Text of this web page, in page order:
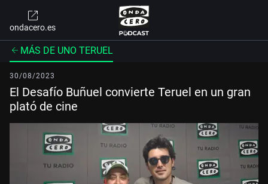
ondacero.es
MÁS DE UNO TERUEL
30/08/2023
El Desafío Buñuel convierte Teruel en un gran
plató de cine